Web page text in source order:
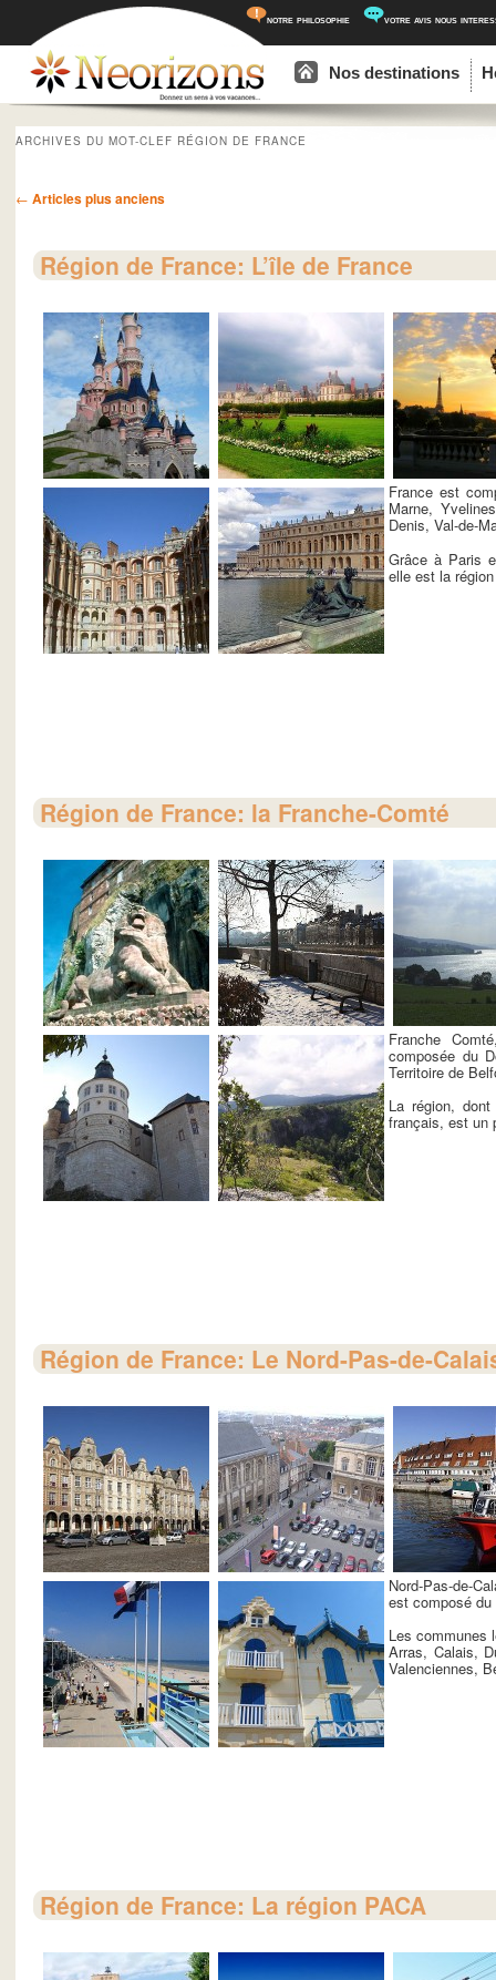
notre philosophie votre avis nous
Aller au contenu principal
Aller au contenu secondaire
Nos destinations
ARCHIVES DU MOT-CLEF RÉGION DE FRANCE
Navigation des articles
← Articles plus anciens
Région de France: L’île de France
France est
Marne,
Denis, Val-de-
Grâce à Paris
elle est la
Région de France: la Franche-Comté
Franche
composée du
Territoire de
La région,
français, est un
Région de France: Le Nord-Pas-de-
Nord-Pas-de-
est composé
Les communes
Arras, Calais,
Valenciennes,
Région de France: La région PACA